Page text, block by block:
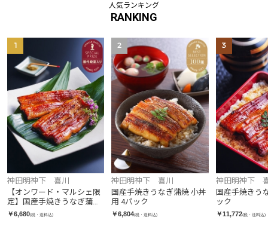
人気ランキング
RANKING
1
神田明神下 喜川
【オンワード・マルシェ限
定】国産手焼きうなぎ蒲焼
お徳用セット 2パック
￥6,680(税・送料込)
2
神田明神下 喜川
国産手焼きうなぎ蒲焼 小丼
用 4パック
￥6,804(税・送料込)
3
神田明神下
国産手焼きう
ック
￥11,772(税・送料込)